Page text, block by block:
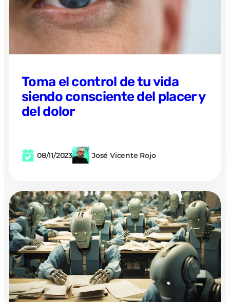
Toma el control de tu vida
siendo consciente del placer y
del dolor
08/11/2023 José Vicente Rojo